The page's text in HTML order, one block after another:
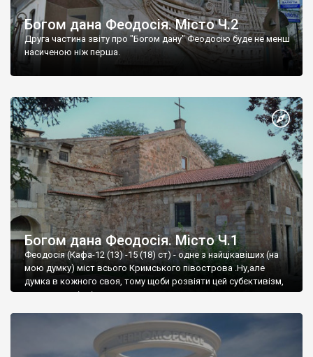
Богом дана Феодосія. Місто Ч.2
Друга частина звіту про "Богом дану" Феодосію буде не менш
насиченою ніж перша.
Богом дана Феодосія. Місто Ч.1
Феодосія (Кафа-12 (13) -15 (18) ст) - одне з найцікавіших (на
мою думку) міст всього Кримського півострова .Ну,але
думка в кожного своя, тому щоби розвіяти цей субєктивізм,
запрошую відвідати це